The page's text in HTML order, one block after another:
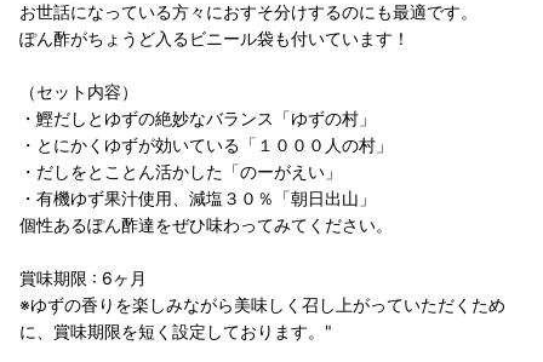
お世話になっている方々におすそ分けするのにも最適です。
ぽん酢がちょうど入るビニール袋も付いています！
（セット内容）
・鰹だしとゆずの絶妙なバランス「ゆずの村」
・とにかくゆずが効いている「１０００人の村」
・だしをとことん活かした「のーがえい」
・有機ゆず果汁使用、減塩３０％「朝日出山」
個性あるぽん酢達をぜひ味わってみてください。
賞味期限 : 6ヶ月
※ゆずの香りを楽しみながら美味しく召し上がっていただくため
に、賞味期限を短く設定しております。"